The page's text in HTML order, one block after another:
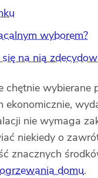
wyborem?
na nią
chętnie wybierane
ekonomicznie,
nie wymaga
niekiedy o
znacznych
ogrzewania domu.